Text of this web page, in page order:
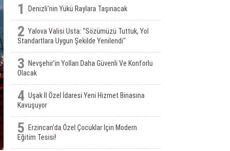
1 Denizli'nin Yükü Raylara Taşınacak
2 Yalova Valisi Usta: "Sözümüzü Tuttuk, Yol
Standartlara Uygun Şekilde Yenilendi"
3
Nevşehir’in Yolları Daha Güvenli Ve Konforlu
Olacak
4 Uşak İl Özel İdaresi Yeni Hizmet Binasına
Kavuşuyor
5
Erzincan’da Özel Çocuklar Için Modern
Eğitim Tesisi!